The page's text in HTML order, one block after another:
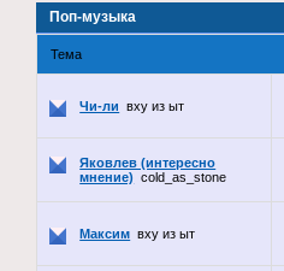
Поп-музыка
Тема
Чи-ли вху из ыт
Яковлев (интересно
мнение)
cold_as_stone
Максим вху из ыт